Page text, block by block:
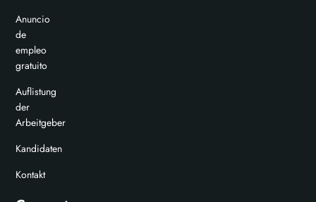
Anuncio
de
empleo
gratuito
Auflistung
der
Arbeitgeber
Kandidaten
Kontakt